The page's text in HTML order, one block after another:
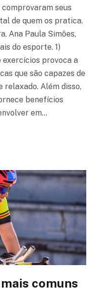
seus
de quem os pratica.
Ana Paula Simões,
do esporte. 1)
exercícios provoca a
que são capazes de
relaxado. Além disso,
benefícios
em…
comuns